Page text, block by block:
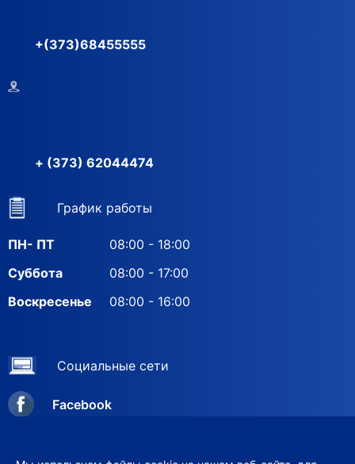
+(373)68455555
+ (373) 62044474
График работы
ПН- ПТ
08:00 - 18:00
Суббота
08:00 - 17:00
Воскресенье
08:00 - 16:00
Социальные сети
Facebook